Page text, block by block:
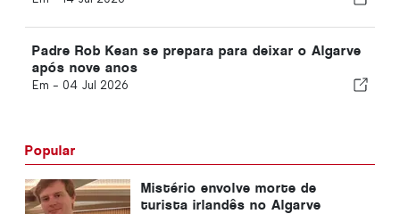
Padre Rob Kean se prepara para deixar o Algarve
após nove anos
Em - 04 Jul 2026
Popular
Mistério envolve morte de
turista irlandês no Algarve